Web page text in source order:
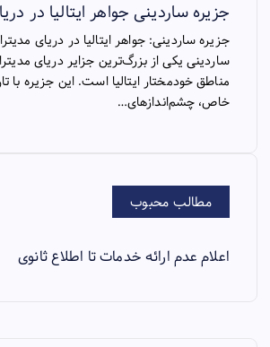
جزیره ساردینی جواهر ایتالیا در
جزیره ساردینی: جواهر ایتالیا در دریای
ساردینی یکی از بزرگ‌ترین جزایر دریای
مناطق خودمختار ایتالیا است. این جزیره با
خاص، چشم‌اندازهای…
مطالب محبوب
اعلام عدم ارائه خدمات تا اطلاع ثانوی